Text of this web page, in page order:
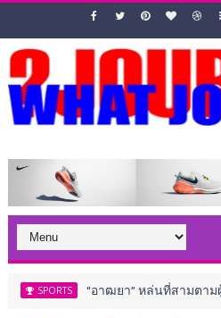
“อาฒยา” หล่นที่สามตามผู้นำสองสโ